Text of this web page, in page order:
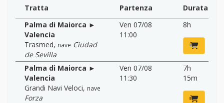
Tratta Partenza
Durata
Palma di Maiorca ►
Valencia
Trasmed, nave Ciudad
de Sevilla
Ven 07/08
11:00
8h
Palma di Maiorca ►
Valencia
Grandi Navi Veloci, nave
Forza
Ven 07/08
11:30
7h
15m